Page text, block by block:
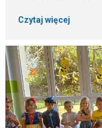
Czytaj więcej